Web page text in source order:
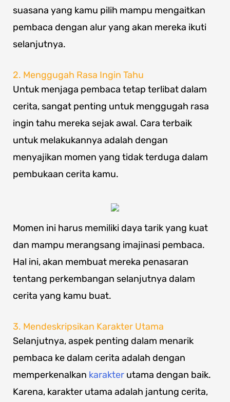
suasana yang kamu pilih mampu mengaitkan
pembaca dengan alur yang akan mereka ikuti
selanjutnya.
2. Menggugah Rasa Ingin Tahu
Untuk menjaga pembaca tetap terlibat dalam
cerita, sangat penting untuk menggugah rasa
ingin tahu mereka sejak awal. Cara terbaik
untuk melakukannya adalah dengan
menyajikan momen yang tidak terduga dalam
pembukaan cerita kamu.
Momen ini harus memiliki daya tarik yang kuat
dan mampu merangsang imajinasi pembaca.
Hal ini, akan membuat mereka penasaran
tentang perkembangan selanjutnya dalam
cerita yang kamu buat.
3. Mendeskripsikan Karakter Utama
Selanjutnya, aspek penting dalam menarik
pembaca ke dalam cerita adalah dengan
memperkenalkan karakter utama dengan baik.
Karena, karakter utama adalah jantung cerita,